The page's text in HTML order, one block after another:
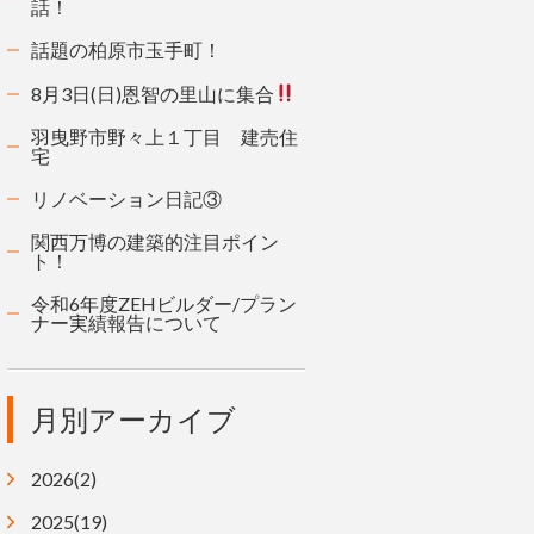
話！
話題の柏原市玉手町！
8月3日(日)恩智の里山に集合
羽曳野市野々上１丁目 建売住
宅
リノベーション日記③
関西万博の建築的注目ポイン
ト！
令和6年度ZEHビルダー/プラン
ナー実績報告について
月別アーカイブ
2026(2)
2025(19)